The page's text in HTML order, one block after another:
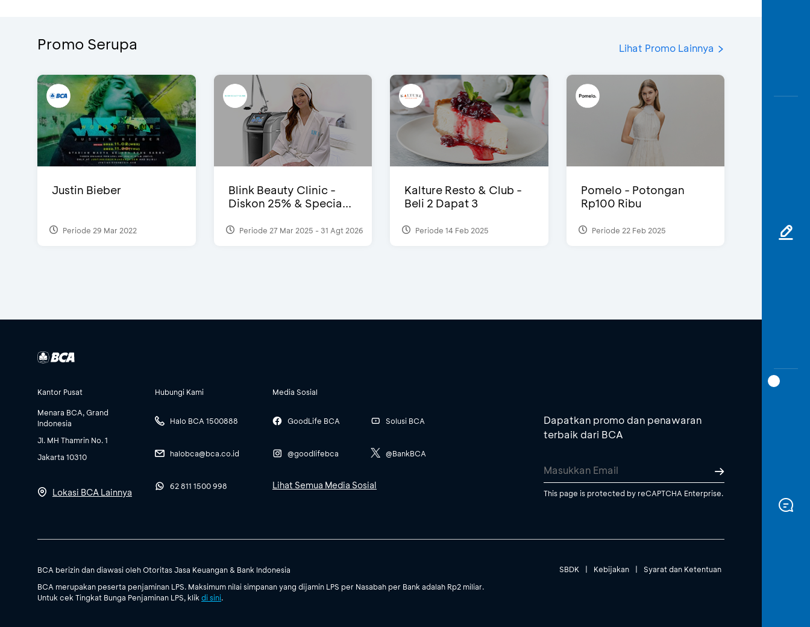
Promo Serupa Lihat Promo Lainnya
Justin Bieber
Periode 29 Mar 2022
Blink Beauty Clinic -
Diskon 25% & Specia...
Periode 27 Mar 2025 - 31 Agt 2026
Kalture Resto & Club -
Beli 2 Dapat 3
Periode 14 Feb 2025
Pomelo - Potongan
Rp100 Ribu
Periode 22 Feb 2025
Kantor Pusat
Menara BCA, Grand
Indonesia
Jl. MH Thamrin No. 1
Jakarta 10310
Lokasi BCA Lainnya
Hubungi Kami
Halo BCA 1500888
halobca@bca.co.id
62 811 1500 998
Media Sosial
GoodLife BCA
@goodlifebca
Solusi BCA
@BankBCA
Lihat Semua Media Sosial
Dapatkan promo dan penawaran
terbaik dari BCA
This page is protected by reCAPTCHA Enterprise.
SBDK | Kebijakan | Syarat dan Ketentuan
BCA berizin dan diawasi oleh Otoritas Jasa Keuangan & Bank Indonesia
BCA merupakan peserta penjaminan LPS. Maksimum nilai simpanan yang dijamin LPS per Nasabah per Bank adalah Rp2 miliar.
Untuk cek Tingkat Bunga Penjaminan LPS, klik di sini.